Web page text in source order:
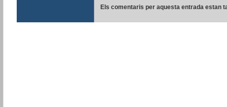
Els comentaris per aquesta entrada estan